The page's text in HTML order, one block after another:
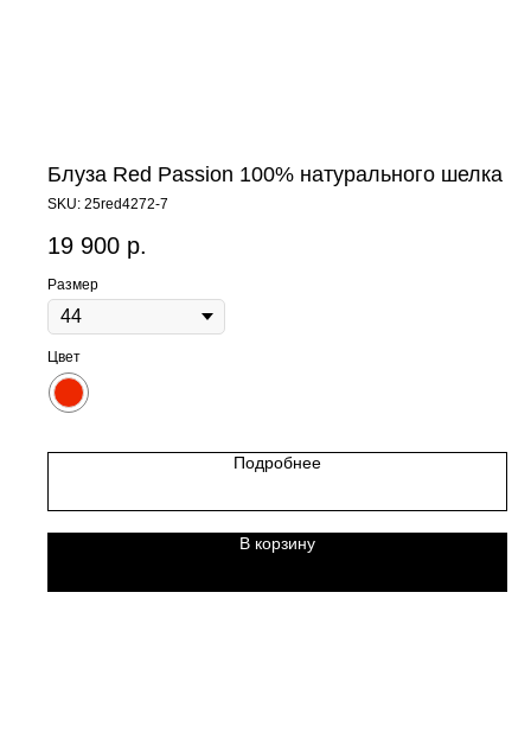
Блуза Red Passion 100% натурального шелка
SKU: 25red4272-7
19 900 р.
Размер
Цвет
Подробнее
В корзину